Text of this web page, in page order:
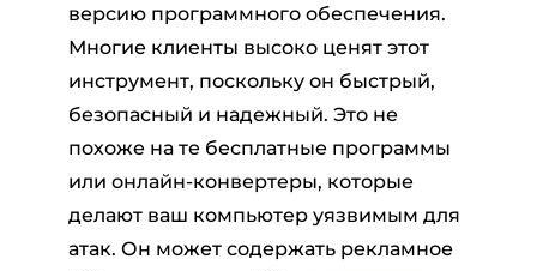
версию программного обеспечения.
Многие клиенты высоко ценят этот
инструмент, поскольку он быстрый,
безопасный и надежный. Это не
похоже на те бесплатные программы
или онлайн-конвертеры, которые
делают ваш компьютер уязвимым для
атак. Он может содержать рекламное